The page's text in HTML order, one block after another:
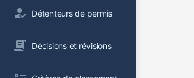
Détenteurs de permis
Décisions et révisions